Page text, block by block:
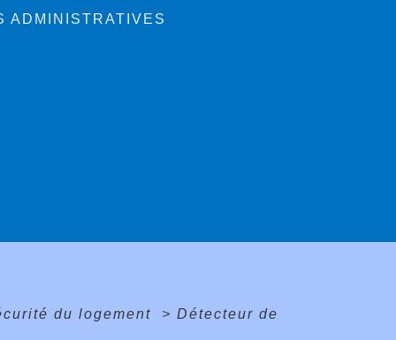
ADMINISTRATIVES
du logement > Détecteur de